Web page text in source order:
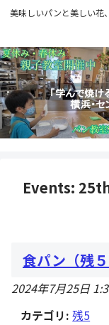
美味しいパンと美しい花
Events:
食パン（残５
2024年7月25日
カテゴリ: 残5